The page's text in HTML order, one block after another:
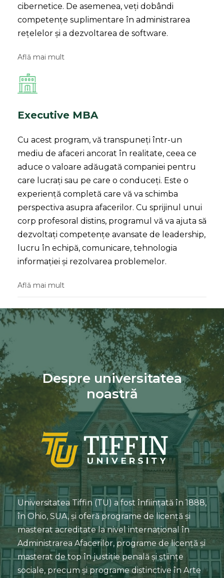
cibernetice. De asemenea, veți dobândi
competențe suplimentare în administrarea
rețelelor și a dezvoltarea de software.
Află mai mult
Executive MBA
Cu acest program, vă transpuneți într-un
mediu de afaceri ancorat în realitate, ceea ce
aduce o valoare adăugată companiei pentru
care lucrați sau pe care o conduceți. Este o
experiență completă care vă va schimba
perspectiva asupra afacerilor. Cu sprijinul unui
corp profesoral distins, programul vă va ajuta să
dezvoltați competențe avansate de leadership,
lucru în echipă, comunicare, tehnologia
informației și rezolvarea problemelor.
Află mai mult
Despre universitatea
noastră
Universitatea Tiffin (TU) a fost înființată în 1888,
în Ohio, SUA, și oferă programe de licență și
masterat acreditate la nivel internațional în
Administrarea Afacerilor, programe de licență și
masterat de top în justiție penală și științe
sociale, precum și programe distinctive în Arte